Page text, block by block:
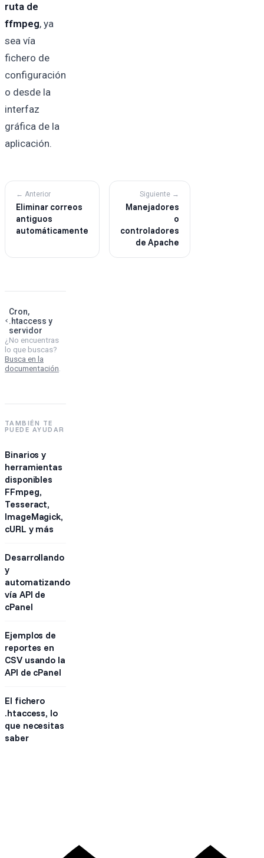
ruta de
ffmpeg, ya
sea vía
fichero de
configuración
o desde la
interfaz
gráfica de la
aplicación.
← Anterior
Eliminar correos
antiguos
automáticamente
Siguiente →
Manejadores
o
controladores
de Apache
Cron,
.htaccess y
servidor
¿No encuentras
lo que buscas?
Busca en la
documentación
TAMBIÉN TE
PUEDE AYUDAR
Binarios y
herramientas
disponibles
FFmpeg,
Tesseract,
ImageMagick,
cURL y más
Desarrollando
y
automatizando
vía API de
cPanel
Ejemplos de
reportes en
CSV usando la
API de cPanel
El fichero
.htaccess, lo
que necesitas
saber